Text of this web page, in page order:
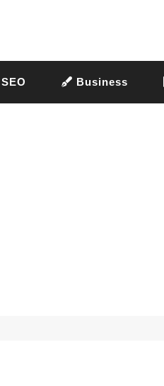
SEO Business